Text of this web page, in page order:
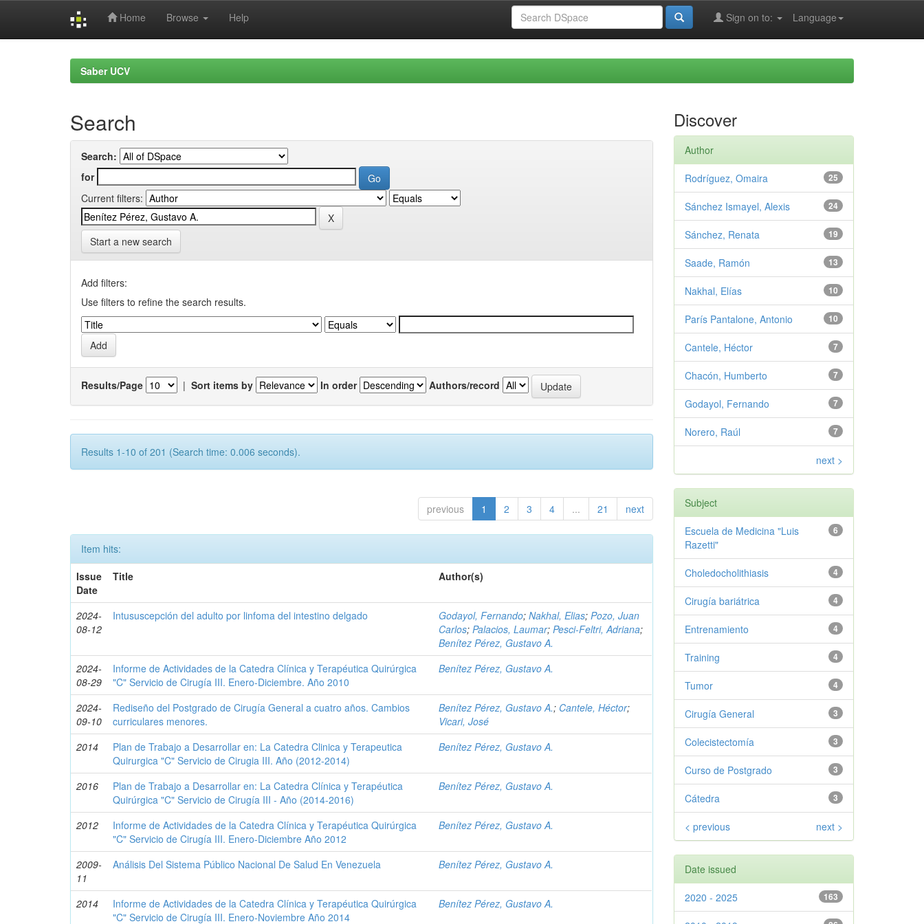
Home Browse Help Language
Sign on to:
Saber UCV
Search
Search:
for
Current filters:
Start a new search
Add filters:
Use filters to refine the search results.
Results/Page | Sort items by In order Authors/record
Results 1-10 of 201 (Search time: 0.006 seconds).
previous 1 2 3 4 ... 21 next
Item hits:
Issue
Date
Title Author(s)
2024-
08-12
Intususcepción del adulto por linfoma del intestino delgado Godayol, Fernando;Nakhal, Elias;Pozo, Juan
Carlos;Palacios, Laumar;Pesci-Feltri, Adriana;
Benítez Pérez, Gustavo A.
2024-
08-29
Informe de Actividades de la Catedra Clínica y Terapéutica Quirúrgica
"C" Servicio de Cirugía III. Enero-Diciembre. Año 2010
Benítez Pérez, Gustavo A.
2024-
09-10
Rediseño del Postgrado de Cirugía General a cuatro años. Cambios
curriculares menores.
Benítez Pérez, Gustavo A.; Cantele, Héctor;
Vicari, José
2014
Plan de Trabajo a Desarrollar en: La Catedra Clinica y Terapeutica
Quirurgica "C" Servicio de Cirugia III. Año (2012-2014)
Benítez Pérez, Gustavo A.
2016
Plan de Trabajo a Desarrollar en: La Catedra Clínica y Terapéutica
Quirúrgica "C" Servicio de Cirugía III - Año (2014-2016)
Benítez Pérez, Gustavo A.
2012
Informe de Actividades de la Catedra Clínica y Terapéutica Quirúrgica
"C" Servicio de Cirugía III. Enero-Diciembre Año 2012
Benítez Pérez, Gustavo A.
2009-
11
Análisis Del Sistema Público Nacional De Salud En Venezuela Benítez Pérez, Gustavo A.
2014
Informe de Actividades de la Catedra Clínica y Terapéutica Quirúrgica
"C" Servicio de Cirugía III. Enero-Noviembre Año 2014
Benítez Pérez, Gustavo A.
Discover
Author
25
Rodríguez, Omaira
24
Sánchez Ismayel, Alexis
19
Sánchez, Renata
13
Saade, Ramón
10
Nakhal, Elías
10
París Pantalone, Antonio
7
Cantele, Héctor
7
Chacón, Humberto
7
Godayol, Fernando
7
Norero, Raúl
next >
Subject
6
Escuela de Medicina "Luis
Razetti"
4
Choledocholithiasis
4
Cirugía bariátrica
4
Entrenamiento
4
Training
4
Tumor
3
Cirugía General
3
Colecistectomía
3
Curso de Postgrado
3
Cátedra
< previous next >
Date issued
163
2020 - 2025